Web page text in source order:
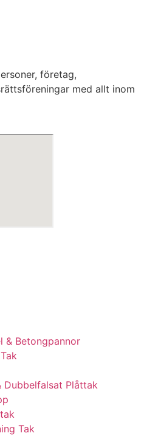
företag,
med allt inom
& Betongpannor
Dubbelfalsat Plåttak
Tak